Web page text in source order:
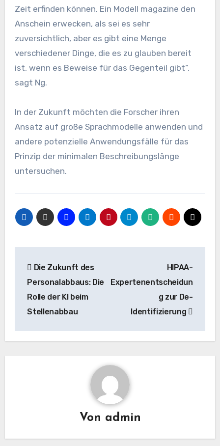
Zeit erfinden können. Ein Modell magazine den
Anschein erwecken, als sei es sehr
zuversichtlich, aber es gibt eine Menge
verschiedener Dinge, die es zu glauben bereit
ist, wenn es Beweise für das Gegenteil gibt“,
sagt Ng.
In der Zukunft möchten die Forscher ihren
Ansatz auf große Sprachmodelle anwenden und
andere potenzielle Anwendungsfälle für das
Prinzip der minimalen Beschreibungslänge
untersuchen.
Navigation
Die Zukunft des
Personalabbaus: Die
Rolle der KI beim
Stellenabbau
HIPAA-
Expertenentscheidun
g zur De-
Identifizierung
Von admin